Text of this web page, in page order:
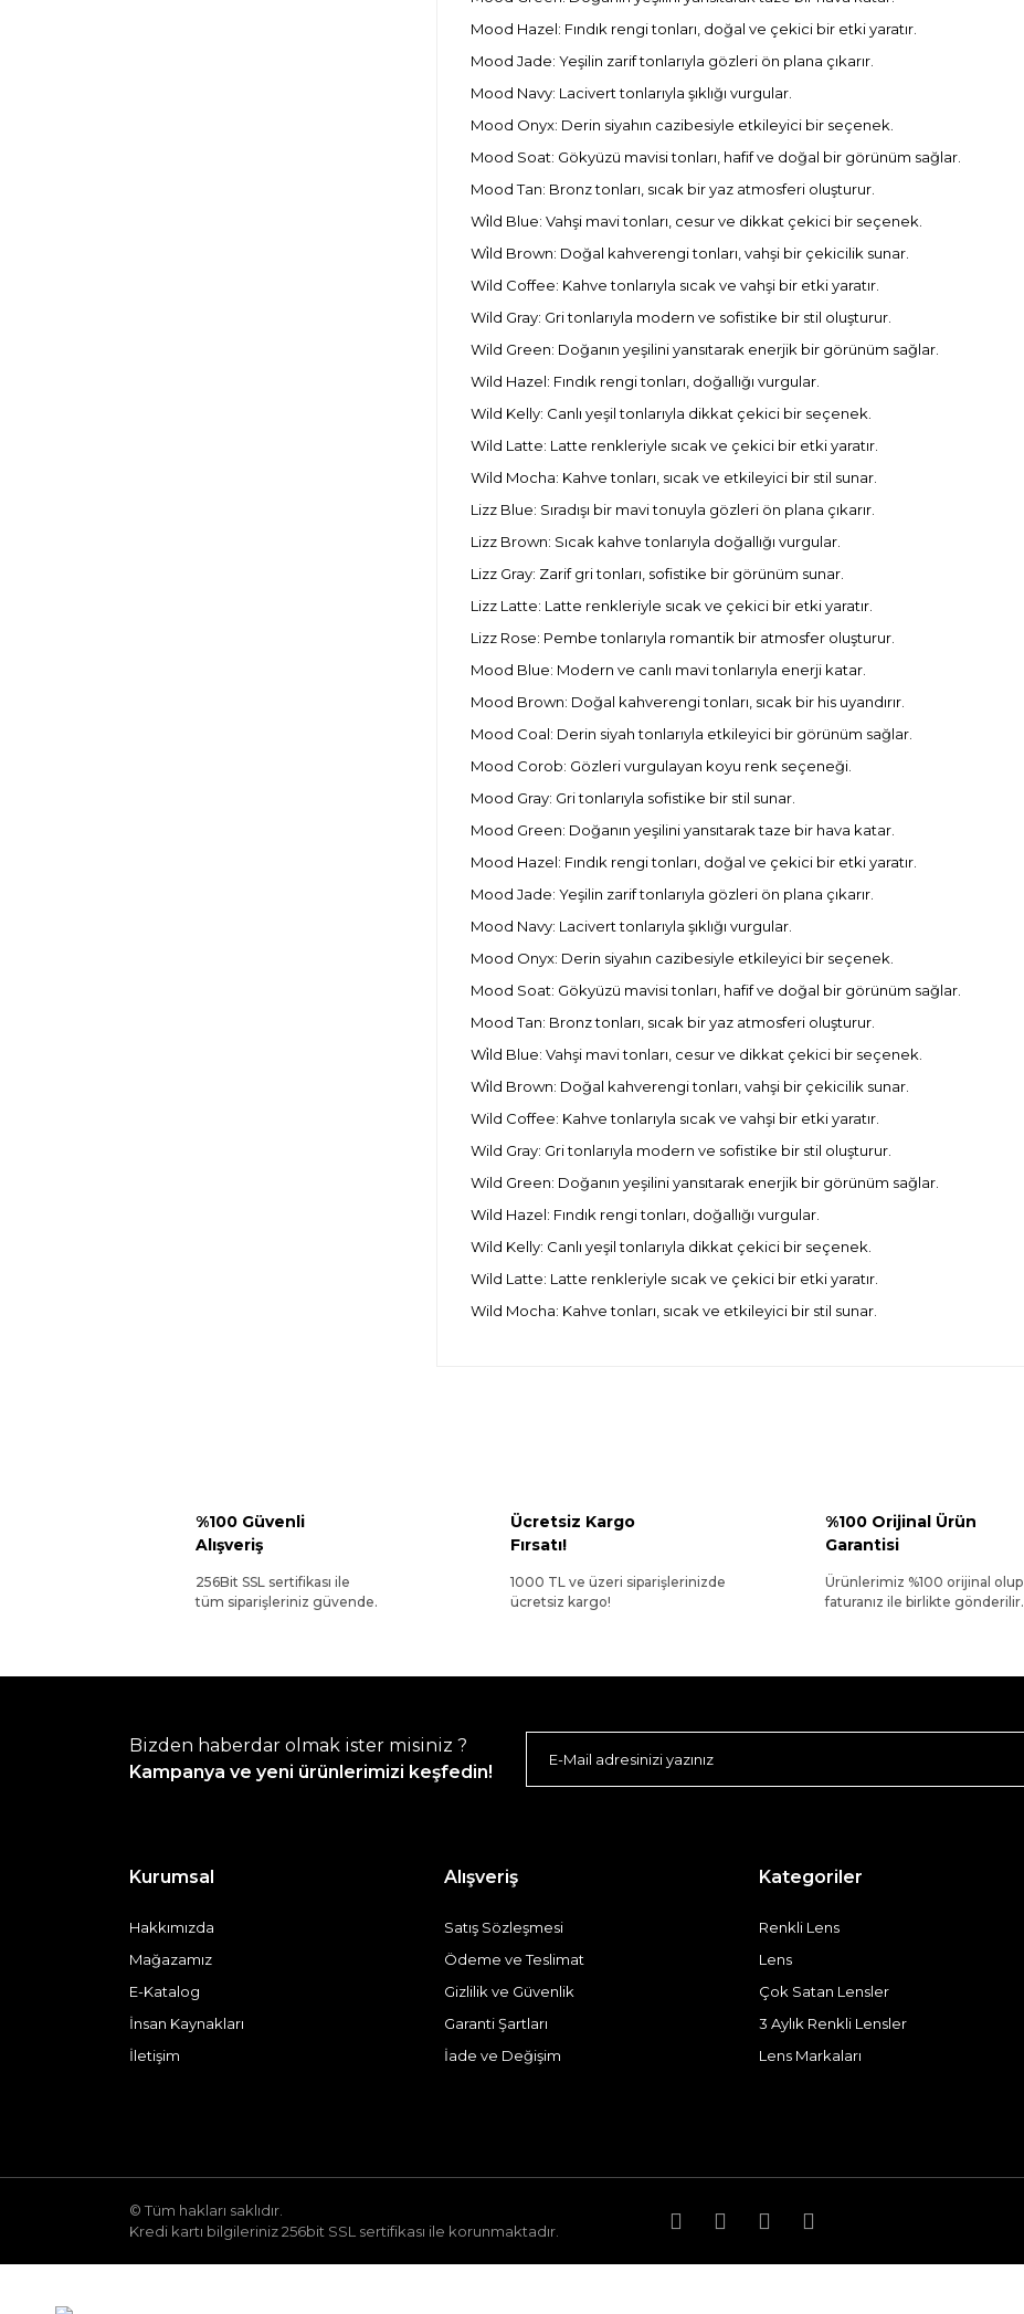
Mood Hazel: Fındık rengi tonları, doğal ve çekici bir etki yaratır.
Mood Jade: Yeşilin zarif tonlarıyla gözleri ön plana çıkarır.
Mood Navy: Lacivert tonlarıyla şıklığı vurgular.
Mood Onyx: Derin siyahın cazibesiyle etkileyici bir seçenek.
Mood Soat: Gökyüzü mavisi tonları, hafif ve doğal bir görünüm sağlar.
Mood Tan: Bronz tonları, sıcak bir yaz atmosferi oluşturur.
Wi̇ld Blue: Vahşi mavi tonları, cesur ve dikkat çekici bir seçenek.
Wi̇ld Brown: Doğal kahverengi tonları, vahşi bir çekicilik sunar.
Wild Coffee: Kahve tonlarıyla sıcak ve vahşi bir etki yaratır.
Wild Gray: Gri tonlarıyla modern ve sofistike bir stil oluşturur.
Wild Green: Doğanın yeşilini yansıtarak enerjik bir görünüm sağlar.
Wild Hazel: Fındık rengi tonları, doğallığı vurgular.
Wild Kelly: Canlı yeşil tonlarıyla dikkat çekici bir seçenek.
Wild Latte: Latte renkleriyle sıcak ve çekici bir etki yaratır.
Wild Mocha: Kahve tonları, sıcak ve etkileyici bir stil sunar.
Lizz Blue: Sıradışı bir mavi tonuyla gözleri ön plana çıkarır.
Lizz Brown: Sıcak kahve tonlarıyla doğallığı vurgular.
Lizz Gray: Zarif gri tonları, sofistike bir görünüm sunar.
Lizz Latte: Latte renkleriyle sıcak ve çekici bir etki yaratır.
Lizz Rose: Pembe tonlarıyla romantik bir atmosfer oluşturur.
Mood Blue: Modern ve canlı mavi tonlarıyla enerji katar.
Mood Brown: Doğal kahverengi tonları, sıcak bir his uyandırır.
Mood Coal: Derin siyah tonlarıyla etkileyici bir görünüm sağlar.
Mood Corob: Gözleri vurgulayan koyu renk seçeneği.
Mood Gray: Gri tonlarıyla sofistike bir stil sunar.
Mood Green: Doğanın yeşilini yansıtarak taze bir hava katar.
Mood Hazel: Fındık rengi tonları, doğal ve çekici bir etki yaratır.
Mood Jade: Yeşilin zarif tonlarıyla gözleri ön plana çıkarır.
Mood Navy: Lacivert tonlarıyla şıklığı vurgular.
Mood Onyx: Derin siyahın cazibesiyle etkileyici bir seçenek.
Mood Soat: Gökyüzü mavisi tonları, hafif ve doğal bir görünüm sağlar.
Mood Tan: Bronz tonları, sıcak bir yaz atmosferi oluşturur.
Wi̇ld Blue: Vahşi mavi tonları, cesur ve dikkat çekici bir seçenek.
Wi̇ld Brown: Doğal kahverengi tonları, vahşi bir çekicilik sunar.
Wild Coffee: Kahve tonlarıyla sıcak ve vahşi bir etki yaratır.
Wild Gray: Gri tonlarıyla modern ve sofistike bir stil oluşturur.
Wild Green: Doğanın yeşilini yansıtarak enerjik bir görünüm sağlar.
Wild Hazel: Fındık rengi tonları, doğallığı vurgular.
Wild Kelly: Canlı yeşil tonlarıyla dikkat çekici bir seçenek.
Wild Latte: Latte renkleriyle sıcak ve çekici bir etki yaratır.
Wild Mocha: Kahve tonları, sıcak ve etkileyici bir stil sunar.
%100 Güvenli
Alışveriş
256Bit SSL sertifikası ile
tüm siparişleriniz güvende.
Ücretsiz Kargo
Fırsatı!
1000 TL ve üzeri siparişlerinizde
ücretsiz kargo!
%100 Orijinal Ürün
Garantisi
Ürünlerimiz %100 orijinal olup
faturanız ile birlikte gönderilir.
Bizden haberdar olmak ister misiniz ?
Kampanya ve yeni ürünlerimizi keşfedin!
Kurumsal
Hakkımızda
Mağazamız
E-Katalog
İnsan Kaynakları
İletişim
Alışveriş
Satış Sözleşmesi
Ödeme ve Teslimat
Gizlilik ve Güvenlik
Garanti Şartları
İade ve Değişim
Kategoriler
Renkli Lens
Lens
Çok Satan Lensler
3 Aylık Renkli Lensler
Lens Markaları
© Tüm hakları saklıdır.
Kredi kartı bilgileriniz 256bit SSL sertifikası ile korunmaktadır.